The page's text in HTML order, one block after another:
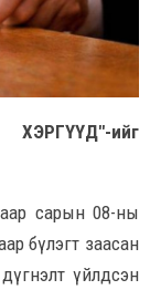
ийг
сарын 08-ны
бүлэгт заасан
үйлдсэн